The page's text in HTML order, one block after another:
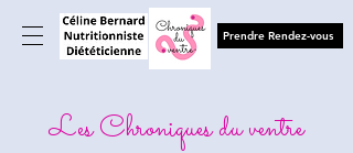
Prendre Rendez-vous
Les Chroniques du ventre